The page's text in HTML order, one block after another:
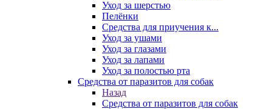
Уход за шерстью
Пелёнки
Средства для приучения к...
Уход за ушами
Уход за глазами
Уход за лапами
Уход за полостью рта
Средства от паразитов для собак
Назад
Средства от паразитов для собак